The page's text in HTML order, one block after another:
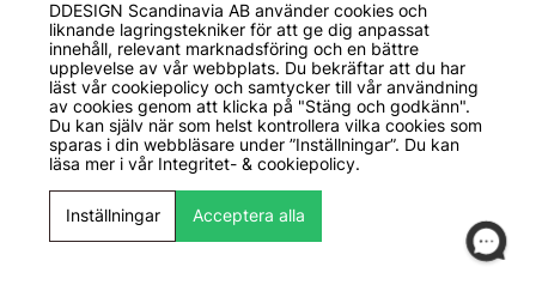
DDESIGN säljer bilstyling, prestandadelar &
motorsportprodukter i hela Norden. Med ett av Sveriges största
sortiment erbjuder vi dig de bästa varumärkena till bra pris. Vår
DDESIGN Scandinavia ABanvänder cookies och
liknande lagringstekniker för att ge dig anpassat
innehåll, relevant marknadsföring och en bättre
upplevelse av vår webbplats. Du bekräftar att du har
läst vår cookiepolicy och samtycker till vår användning
av cookies genom att klicka på "Stäng och godkänn".
Du kan själv när som helst kontrollera vilka cookies som
sparas i din webbläsare under ”Inställningar”. Du kan
läsa mer i vår Integritet- & cookiepolicy.
Inställningar Acceptera alla